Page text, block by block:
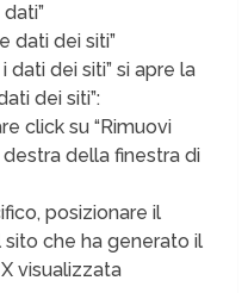
dati dei siti”
dati dei siti” si apre la
dei siti”:
click su “Rimuovi
della finestra di
posizionare il
che ha generato il
visualizzata